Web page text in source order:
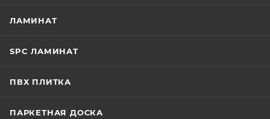
ЛАМИНАТ
SPC ЛАМИНАТ
ПВХ ПЛИТКА
ПАРКЕТНАЯ ДОСКА